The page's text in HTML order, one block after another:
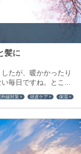
髪に
たが、暖かかったり
毎日ですね。とこ...
外線対策 頭皮ケア 保湿